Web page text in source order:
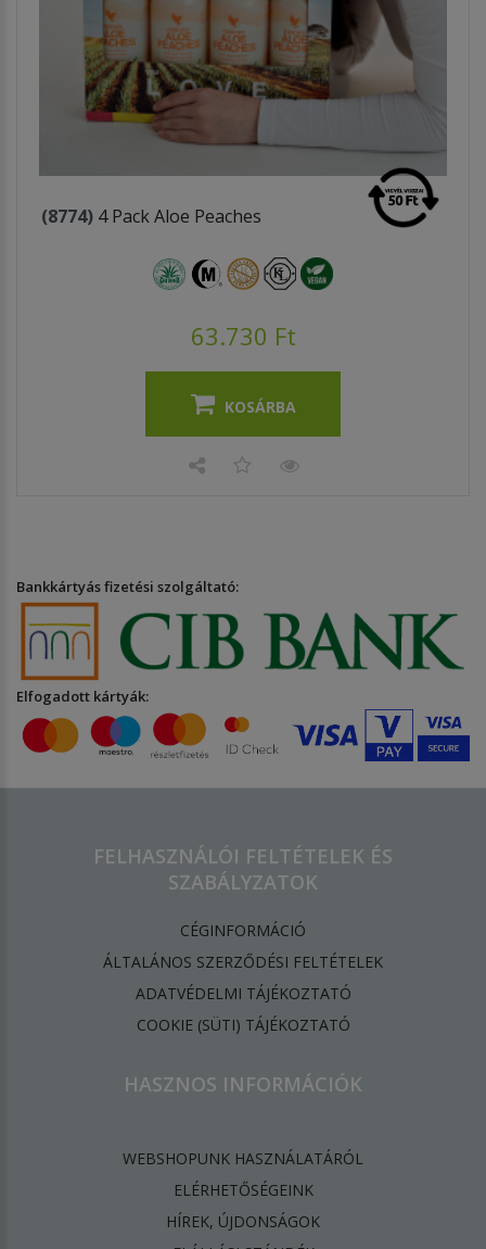
(8774) 4 Pack Aloe Peaches
63.730 Ft
KOSÁRBA
Bankkártyás fizetési szolgáltató:
Elfogadott kártyák:
FELHASZNÁLÓI FELTÉTELEK ÉS
SZABÁLYZATOK
CÉGINFORMÁCIÓ
ÁLTALÁNOS SZERZŐDÉSI FELTÉTELEK
ADATVÉDELMI TÁJÉKOZTATÓ
​COOKIE (SÜTI) TÁJÉKOZTATÓ
HASZNOS INFORMÁCIÓK
WEBSHOPUNK HASZNÁLATÁRÓL
ELÉRHETŐSÉGEINK
HÍREK, ÚJDONSÁGOK